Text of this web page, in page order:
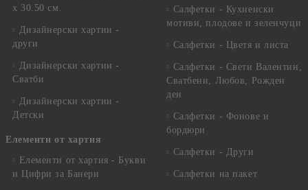
x 30.50 см.
Дизайнерски хартии -
други
Дизайнерски хартии -
Сватби
Дизайнерски хартии -
Детски
Елементи от хартия
Елементи от хартия - Букви
и Цифри за Банери
Салфетки - Кухненски
мотиви, плодове и зеленчуци
Салфетки - Цветя и листа
Салфетки - Свети Валентин,
Сватбени, Любов, Рожден
ден
Салфетки - Фонове и
бордюри
Салфетки - Други
Салфетки на пакет